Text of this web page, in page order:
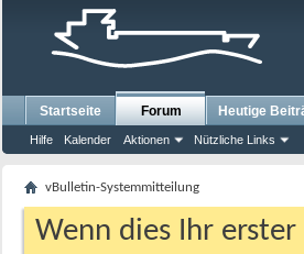
Startseite Forum
Hilfe Kalender Aktionen Nützliche Links
Heutige
vBulletin-Systemmitteilung
Wenn dies Ihr